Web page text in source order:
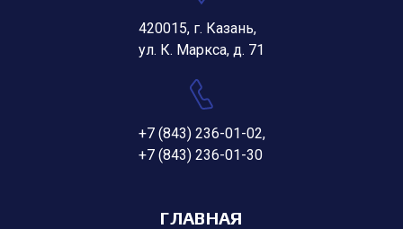
420015, г. Казань,
ул. К. Маркса, д. 71
+7 (843) 236-01-02,
+7 (843) 236-01-30
ГЛАВНАЯ